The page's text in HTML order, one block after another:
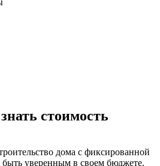
стоимость
дома с фиксированной
уверенным в своем бюджете.